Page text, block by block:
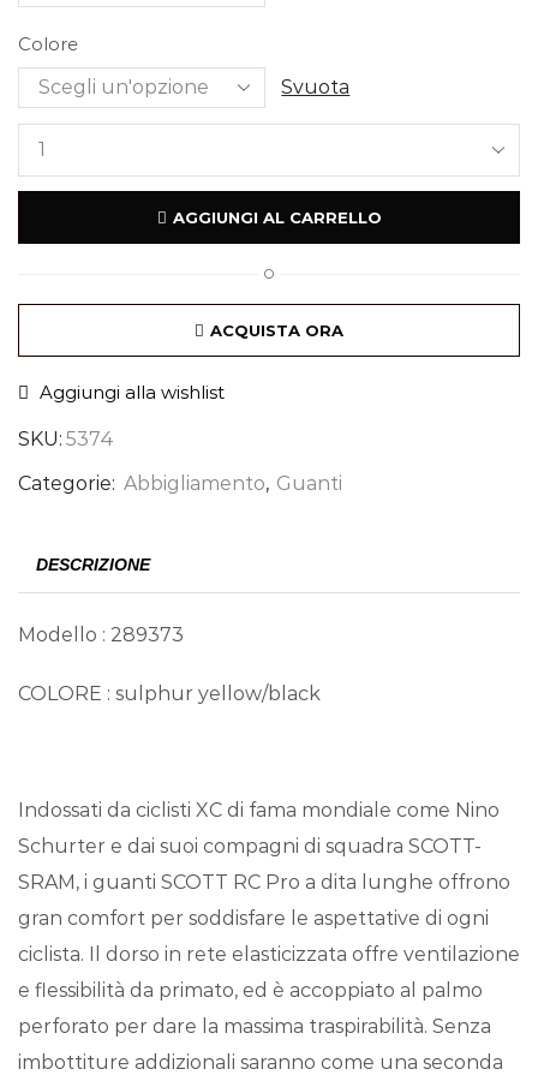
Colore
Svuota
AGGIUNGI AL CARRELLO
O
ACQUISTA ORA
Aggiungi alla wishlist
SKU: 5374
Categorie: Abbigliamento, Guanti
DESCRIZIONE
Modello : 289373
COLORE : sulphur yellow/black
Indossati da ciclisti XC di fama mondiale come Nino
Schurter e dai suoi compagni di squadra SCOTT-
SRAM, i guanti SCOTT RC Pro a dita lunghe offrono
gran comfort per soddisfare le aspettative di ogni
ciclista. Il dorso in rete elasticizzata offre ventilazione
e flessibilità da primato, ed è accoppiato al palmo
perforato per dare la massima traspirabilità. Senza
imbottiture addizionali saranno come una seconda